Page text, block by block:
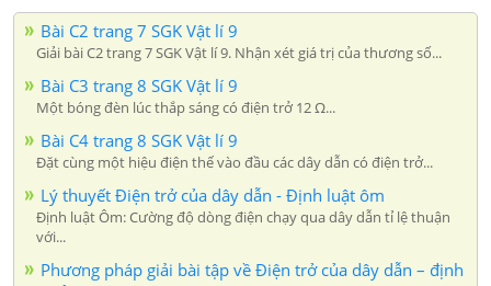
Bài C2 trang 7 SGK Vật lí 9
Giải bài C2 trang 7 SGK Vật lí 9. Nhận xét giá trị của thương số...
Bài C3 trang 8 SGK Vật lí 9
Một bóng đèn lúc thắp sáng có điện trở 12 Ω...
Bài C4 trang 8 SGK Vật lí 9
Đặt cùng một hiệu điện thế vào đầu các dây dẫn có điện trở...
Lý thuyết Điện trở của dây dẫn - Định luật ôm
Định luật Ôm: Cường độ dòng điện chạy qua dây dẫn tỉ lệ thuận
với...
Phương pháp giải bài tập về Điện trở của dây dẫn – định